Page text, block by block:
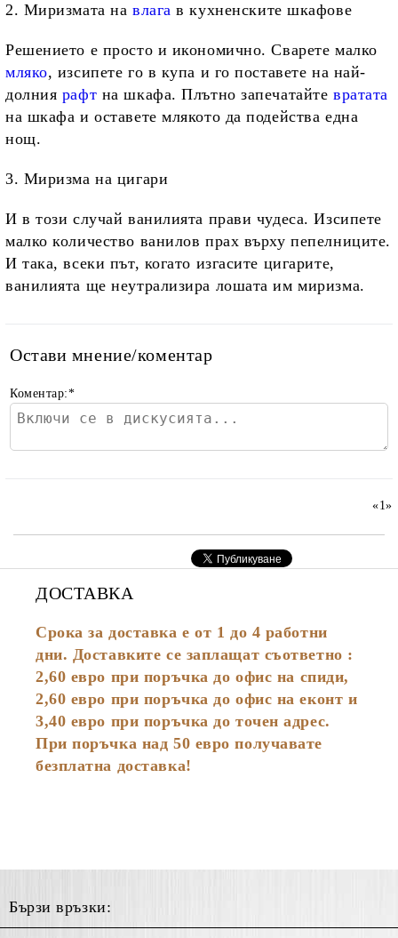
2. Миризмата на влага в кухненските шкафове
Решението е просто и икономично. Сварете малко
мляко, изсипете го в купа и го поставете на най-
долния рафт на шкафа. Плътно запечатайте вратата
на шкафа и оставете млякото да подейства една
нощ.
3. Миризма на цигари
И в този случай ванилията прави чудеса. Изсипете
малко количество ванилов прах върху пепелниците.
И така, всеки път, когато изгасите цигарите,
ванилията ще неутрализира лошата им миризма.
Остави мнение/коментар
Коментар:*
«1»
ДОСТАВКА
Срока за доставка е от 1 до 4 работни
дни. Доставките се заплащат съответно :
2,60 евро при поръчка до офис на спиди,
2,60 евро при поръчка до офис на еконт и
3,40 евро при поръчка до точен адрес.
При поръчка над 50 евро получавате
безплатна доставка!
Бързи връзки: